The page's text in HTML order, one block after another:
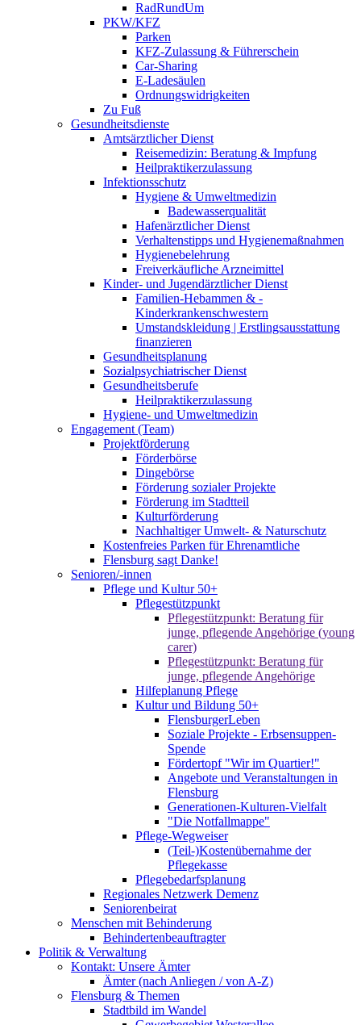
RadRundUm
PKW/KFZ
Parken
KFZ-Zulassung & Führerschein
Car-Sharing
E-Ladesäulen
Ordnungswidrigkeiten
Zu Fuß
Gesundheitsdienste
Amtsärztlicher Dienst
Reisemedizin: Beratung & Impfung
Heilpraktikerzulassung
Infektionsschutz
Hygiene & Umweltmedizin
Badewasserqualität
Hafenärztlicher Dienst
Verhaltenstipps und Hygienemaßnahmen
Hygienebelehrung
Freiverkäufliche Arzneimittel
Kinder- und Jugendärztlicher Dienst
Familien-Hebammen & -
Kinderkrankenschwestern
Umstandskleidung | Erstlingsausstattung
finanzieren
Gesundheitsplanung
Sozialpsychiatrischer Dienst
Gesundheitsberufe
Heilpraktikerzulassung
Hygiene- und Umweltmedizin
Engagement (Team)
Projektförderung
Förderbörse
Dingebörse
Förderung sozialer Projekte
Förderung im Stadtteil
Kulturförderung
Nachhaltiger Umwelt- & Naturschutz
Kostenfreies Parken für Ehrenamtliche
Flensburg sagt Danke!
Senioren/-innen
Pflege und Kultur 50+
Pflegestützpunkt
Pflegestützpunkt: Beratung für
junge, pflegende Angehörige (young
carer)
Pflegestützpunkt: Beratung für
junge, pflegende Angehörige
Hilfeplanung Pflege
Kultur und Bildung 50+
FlensburgerLeben
Soziale Projekte - Erbsensuppen-
Spende
Fördertopf "Wir im Quartier!"
Angebote und Veranstaltungen in
Flensburg
Generationen-Kulturen-Vielfalt
"Die Notfallmappe"
Pflege-Wegweiser
(Teil-)Kostenübernahme der
Pflegekasse
Pflegebedarfsplanung
Regionales Netzwerk Demenz
Seniorenbeirat
Menschen mit Behinderung
Behindertenbeauftragter
Politik & Verwaltung
Kontakt: Unsere Ämter
Ämter (nach Anliegen / von A-Z)
Flensburg & Themen
Stadtbild im Wandel